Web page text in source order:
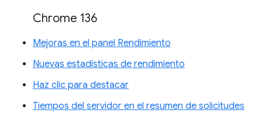
Chrome 136
Mejoras en el panel Rendimiento
Nuevas estadísticas de rendimiento
Haz clic para destacar
Tiempos del servidor en el resumen de solicitudes